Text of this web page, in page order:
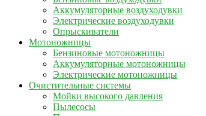
Аккумуляторные воздуходувки
Электрические воздуходувки
Опрыскиватели
Мотоножницы
Бензиновые мотоножницы
Аккумуляторные мотоножницы
Электрические мотоножницы
Очистительные системы
Мойки высокого давления
Пылесосы